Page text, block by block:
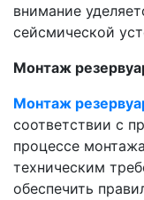
внимание
сейсмической
Монтаж
Монтаж
соответствии с
процессе
техническим
обеспечить